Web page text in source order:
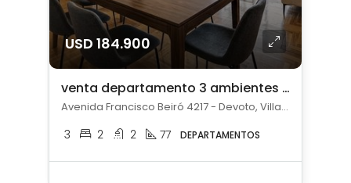
USD 184.900
venta departamento 3 ambientes en Devoto apto credito
Avenida Francisco Beiró 4217 - Devoto, Villa Devoto, Capital Federal
3 2 2 77 DEPARTAMENTOS